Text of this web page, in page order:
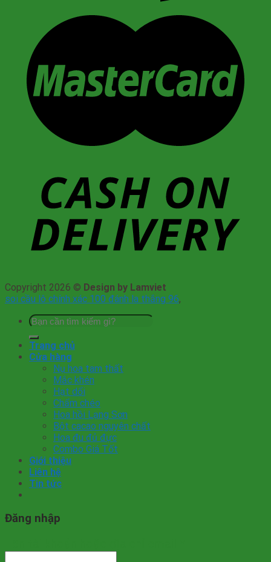
Copyright 2026 © Design by Lamviet
soi cầu lô chính xác 100 đánh la thắng 96,
Tìm
kiếm:
Trang chủ
Cửa hàng
Nụ hoa tam thất
Mắc khén
Hạt dổi
Chẩm chéo
Hoa hồi Lạng Sơn
Bột cacao nguyên chất
Hoa đu đủ đực
Combo Giá Tốt
Giới thiệu
Liên hệ
Tin tức
Đăng nhập